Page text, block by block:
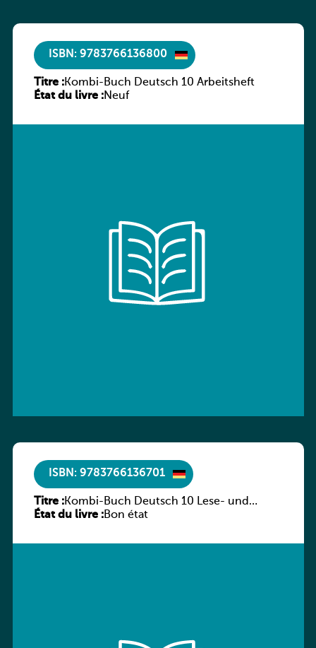
ISBN: 9783766136800
Titre :Kombi-Buch Deutsch 10 Arbeitsheft
État du livre :Neuf
ISBN: 9783766136701
Titre :Kombi-Buch Deutsch 10 Lese- und
Sprachbuch
État du livre :Bon état